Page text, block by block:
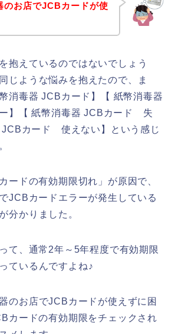
のお店でJCBカードが使
抱えているのではないでしょう
じような悩みを抱えたので、ま
消毒器 JCBカード】【 紙幣消毒器
】【 紙幣消毒器 JCBカード 失
JCBカード 使えない】という感じ
ードの有効期限切れ」が原因で、
JCBカードエラーが発生している
分かりました。
て、通常2年～5年程度で有効期限
ているんですよね♪
のお店でJCBカードが使えずに困
カードの有効期限をチェックされ